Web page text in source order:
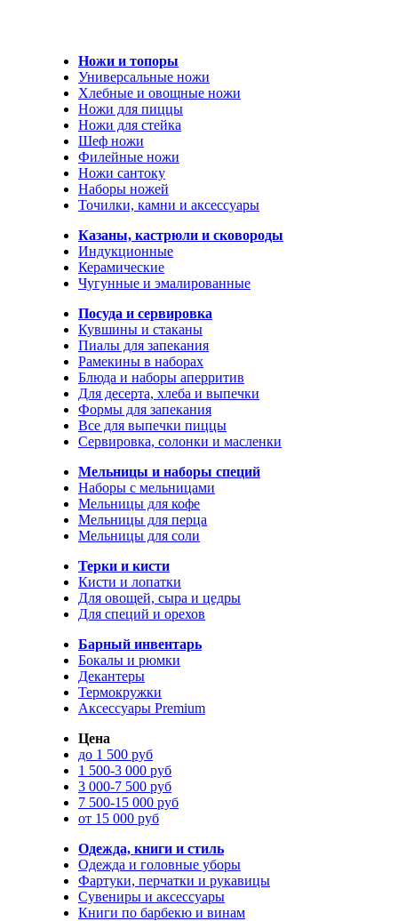
Ножи и топоры
Универсальные ножи
Хлебные и овощные ножи
Ножи для пиццы
Ножи для стейка
Шеф ножи
Филейные ножи
Ножи сантоку
Наборы ножей
Точилки, камни и аксессуары
Казаны, кастрюли и сковороды
Индукционные
Керамические
Чугунные и эмалированные
Посуда и сервировка
Кувшины и стаканы
Пиалы для запекания
Рамекины в наборах
Блюда и наборы аперритив
Для десерта, хлеба и выпечки
Формы для запекания
Все для выпечки пиццы
Сервировка, солонки и масленки
Мельницы и наборы специй
Наборы с мельницами
Мельницы для кофе
Мельницы для перца
Мельницы для соли
Терки и кисти
Кисти и лопатки
Для овощей, сыра и цедры
Для специй и орехов
Барный инвентарь
Бокалы и рюмки
Декантеры
Термокружки
Аксессуары Premium
Цена
до 1 500 руб
1 500-3 000 руб
3 000-7 500 руб
7 500-15 000 руб
от 15 000 руб
Одежда, книги и стиль
Одежда и головные уборы
Фартуки, перчатки и рукавицы
Сувениры и аксессуары
Книги по барбекю и винам